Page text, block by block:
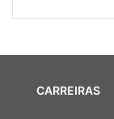
CARREIRAS